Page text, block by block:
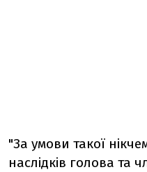
"За умови такої
наслідків голова та